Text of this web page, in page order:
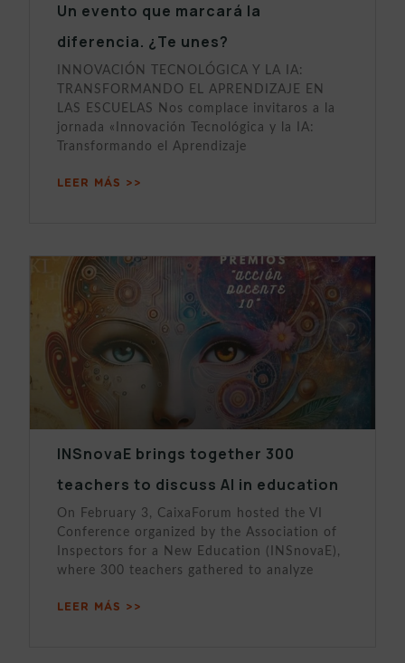
Un evento que marcará la
diferencia. ¿Te unes?
INNOVACIÓN TECNOLÓGICA Y LA IA:
TRANSFORMANDO EL APRENDIZAJE EN
LAS ESCUELAS Nos complace invitaros a la
jornada «Innovación Tecnológica y la IA:
Transformando el Aprendizaje
LEER MÁS >>
INSnovaE brings together 300
teachers to discuss AI in education
On February 3, CaixaForum hosted the VI
Conference organized by the Association of
Inspectors for a New Education (INSnovaE),
where 300 teachers gathered to analyze
LEER MÁS >>